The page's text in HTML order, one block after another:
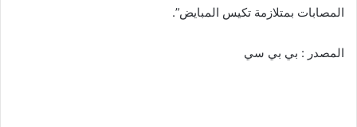
المصابات بمتلازمة تكيس المبايض”.
المصدر : بي بي سي